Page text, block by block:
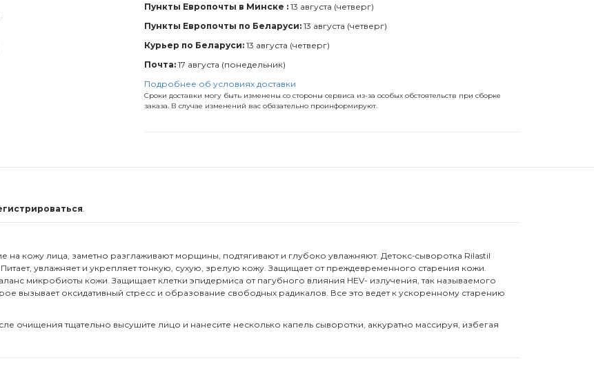
Пункты Европочты в Минске : 13 августа (четверг)
Пункты Европочты по Беларуси: 13 августа (четверг)
Курьер по Беларуси: 13 августа (четверг)
Почта: 17 августа (понедельник)
Подробнее об условиях доставки
Сроки доставки могу быть изменены со стороны сервиса из-за особых обстоятельств при сборке
заказа. В случае изменений вас обязательно проинформируют.
на кожу лица, заметно разглаживают морщины, подтягивают и глубоко увлажняют. Детокс-cыворотка Rilastil
Питает, увлажняет и укрепляет тонкую, сухую, зрелую кожу. Защищает от преждевременного старения кожи.
микробиоты кожи. Защищает клетки эпидермиса от пагубного влияния HEV- излучения, так называемого
вызывает оксидативный стресс и образование свободных радикалов. Все это ведет к ускоренному старению
очищения тщательно высушите лицо и нанесите несколько капель сыворотки, аккуратно массируя, избегая